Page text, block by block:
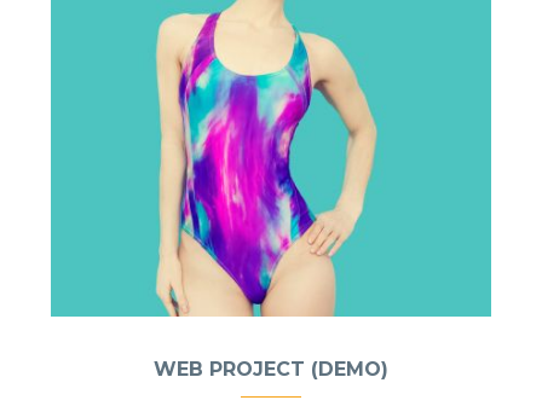
WEB PROJECT (DEMO)